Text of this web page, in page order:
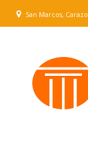
San Marcos, Carazo